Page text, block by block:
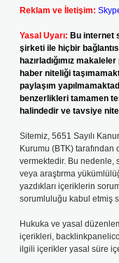
Reklam ve İletişim:
Yasal Uyarı: Bu internet
şirketi ile hiçbir
hazırladığımız
haber niteliği
paylaşım
benzerlikleri tamamen
halindedir ve tavsiye
Sitemiz, 5651 Sayılı
Kurumu (BTK) tarafından
vermektedir. Bu nedenle,
veya araştırma
yazdıkları içeriklerin
sorumluluğu kabul etmiş
Hukuka ve yasal
içerikleri,
ilgili içerikler yasal süre